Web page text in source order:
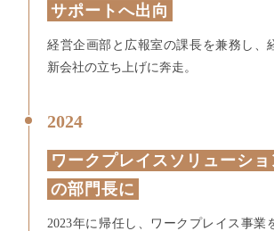
サポートへ出向
経営企画部と広報室の課長を兼務し、
新会社の立ち上げに奔走。
2024
ワークプレイスソリューショ
の部門長に
2023年に帰任し、ワークプレイス事業